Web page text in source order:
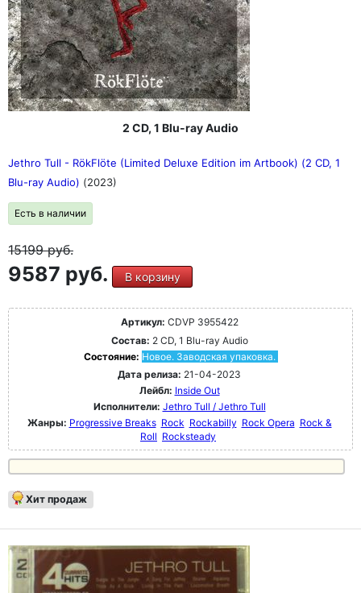
2 CD, 1 Blu-ray Audio
Jethro Tull - RökFlöte (Limited Deluxe Edition im Artbook) (2 CD, 1
Blu-ray Audio) (2023)
Есть в наличии
15199руб.
9587 руб. В корзину
Артикул: CDVP 3955422
Состав: 2 CD, 1 Blu-ray Audio
Состояние: Новое. Заводская упаковка.
Дата релиза: 21-04-2023
Лейбл: Inside Out
Исполнители: Jethro Tull / Jethro Tull
Жанры: Progressive Breaks Rock Rockabilly Rock Opera Rock &
Roll Rocksteady
Хит продаж